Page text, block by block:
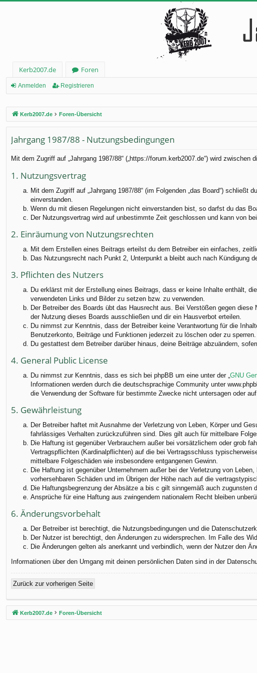
Kerb2007.de
Foren
Anmelden Registrieren
Kerb2007.de Foren-Übersicht
Jahrgang 1987/88 - Nutzungsbedingungen
Mit dem Zugriff auf „Jahrgang 1987/88“ („https://forum.kerb2007.de“) wird
1. Nutzungsvertrag
Mit dem Zugriff auf „Jahrgang 1987/88“ (im Folgenden „das Board“)
einverstanden.
Wenn du mit diesen Regelungen nicht einverstanden bist, so darfst du das
Der Nutzungsvertrag wird auf unbestimmte Zeit geschlossen und kann von
2. Einräumung von Nutzungsrechten
Mit dem Erstellen eines Beitrags erteilst du dem Betreiber ein einfaches,
Das Nutzungsrecht nach Punkt 2, Unterpunkt a bleibt auch nach Kündigung
3. Pflichten des Nutzers
Du erklärst mit der Erstellung eines Beitrags, dass er keine Inhalte enthält,
verwendeten Links und Bilder zu setzen bzw. zu verwenden.
Der Betreiber des Boards übt das Hausrecht aus. Bei Verstößen gegen
der Nutzung dieses Boards ausschließen und dir ein Hausverbot erteilen.
Du nimmst zur Kenntnis, dass der Betreiber keine Verantwortung für die
Benutzerkonto, Beiträge und Funktionen jederzeit zu löschen oder zu sperren.
Du gestattest dem Betreiber darüber hinaus, deine Beiträge abzuändern,
4. General Public License
Du nimmst zur Kenntnis, dass es sich bei phpBB um eine unter der „GNU
Informationen werden durch die deutschsprachige Community unter
die Verwendung der Software für bestimmte Zwecke nicht untersagen oder
5. Gewährleistung
Der Betreiber haftet mit Ausnahme der Verletzung von Leben, Körper und
fahrlässiges Verhalten zurückzuführen sind. Dies gilt auch für mittelbare
Die Haftung ist gegenüber Verbrauchern außer bei vorsätzlichem oder grob
Vertragspflichten (Kardinalpflichten) auf die bei Vertragsschluss
mittelbare Folgeschäden wie insbesondere entgangenen Gewinn.
Die Haftung ist gegenüber Unternehmern außer bei der Verletzung von
vorhersehbaren Schäden und im Übrigen der Höhe nach auf die
Die Haftungsbegrenzung der Absätze a bis c gilt sinngemäß auch zugunsten
Ansprüche für eine Haftung aus zwingendem nationalem Recht bleiben
6. Änderungsvorbehalt
Der Betreiber ist berechtigt, die Nutzungsbedingungen und die
Der Nutzer ist berechtigt, den Änderungen zu widersprechen. Im Falle des
Die Änderungen gelten als anerkannt und verbindlich, wenn der Nutzer den
Informationen über den Umgang mit deinen persönlichen Daten sind in der
Zurück zur vorherigen Seite
Kerb2007.de Foren-Übersicht